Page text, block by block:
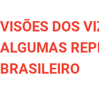
VISÕES DOS
ALGUMAS
BRASILEIRO